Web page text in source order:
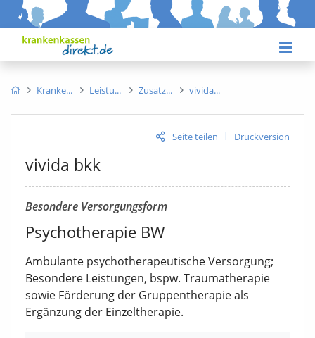
Kranke Leistu Zusatz vivida
Seite teilen | Druckversion
vivida bkk
Besondere Versorgungsform
Psychotherapie BW
Ambulante psychotherapeutische Versorgung;
Besondere Leistungen, bspw. Traumatherapie
sowie Förderung der Gruppentherapie als
Ergänzung der Einzeltherapie.